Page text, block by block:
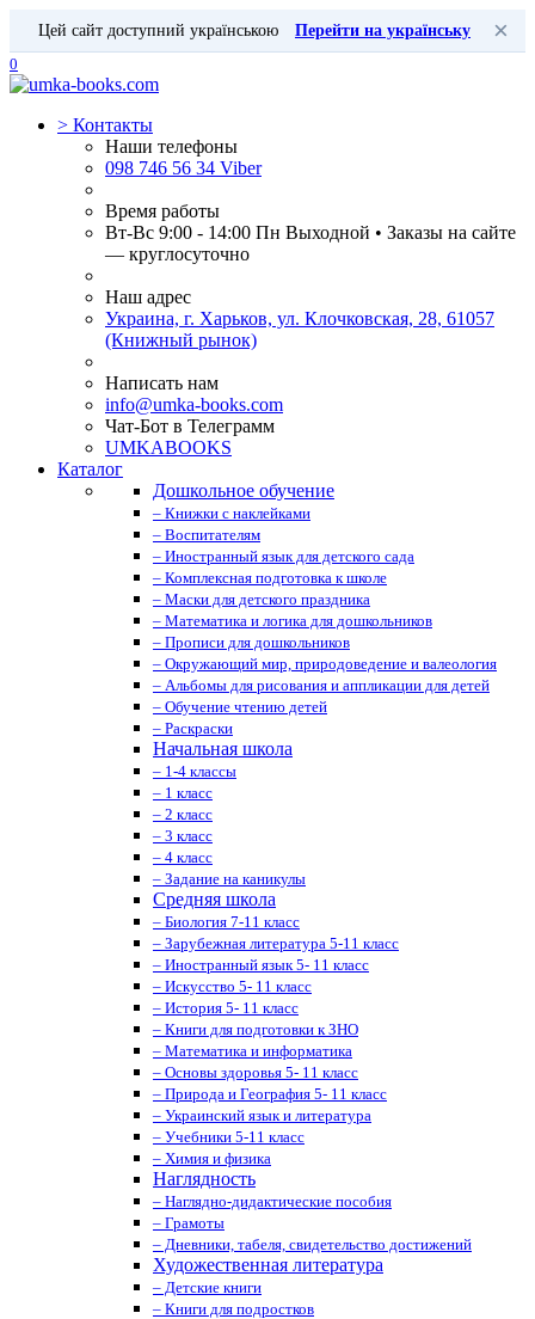
Цей сайт доступний українською Перейти на українську ×
0
> Контакты
Наши телефоны
098 746 56 34 Viber
Время работы
Вт-Вс 9:00 - 14:00 Пн Выходной • Заказы на сайте
— круглосуточно
Наш адрес
Украина, г. Харьков, ул. Клочковская, 28, 61057
(Книжный рынок)
Написать нам
info@umka-books.com
Чат-Бот в Телеграмм
UMKABOOKS
Каталог
Дошкольное обучение
– Книжки с наклейками
– Воспитателям
– Иностранный язык для детского сада
– Комплексная подготовка к школе
– Маски для детского праздника
– Математика и логика для дошкольников
– Прописи для дошкольников
– Окружающий мир, природоведение и валеология
– Альбомы для рисования и аппликации для детей
– Обучение чтению детей
– Раскраски
Начальная школа
– 1-4 классы
– 1 класс
– 2 класс
– 3 класс
– 4 класс
– Задание на каникулы
Средняя школа
– Биология 7-11 класс
– Зарубежная литература 5-11 класс
– Иностранный язык 5- 11 класс
– Искусство 5- 11 класс
– История 5- 11 класс
– Книги для подготовки к ЗНО
– Математика и информатика
– Основы здоровья 5- 11 класс
– Природа и География 5- 11 класс
– Украинский язык и литература
– Учебники 5-11 класс
– Химия и физика
Наглядность
– Наглядно-дидактические пособия
– Грамоты
– Дневники, табеля, свидетельство достижений
Художественная литература
– Детские книги
– Книги для подростков